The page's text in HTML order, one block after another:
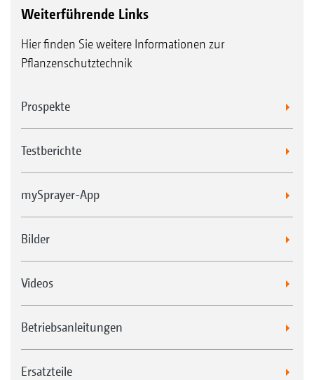
Weiterführende Links
Hier finden Sie weitere Informationen zur
Pflanzenschutztechnik
Prospekte
Testberichte
mySprayer-App
Bilder
Videos
Betriebsanleitungen
Ersatzteile